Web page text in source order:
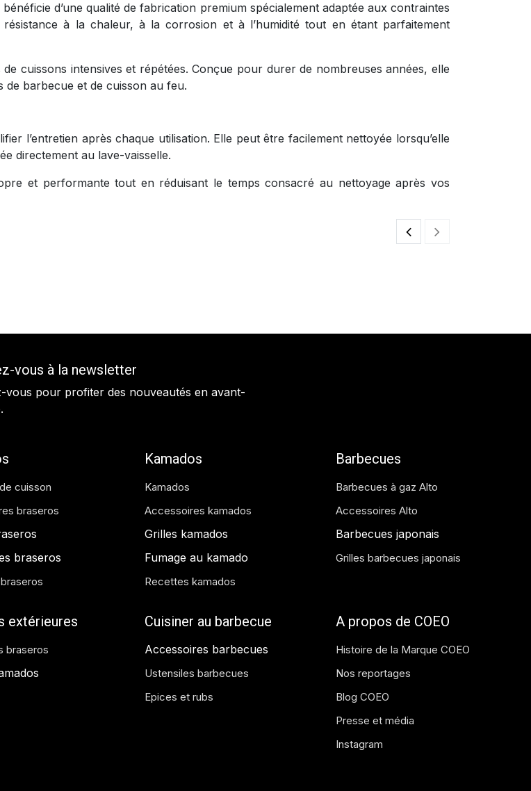
d’une qualité de fabrication premium spécialement adaptée aux contraintes
à la chaleur, à la corrosion et à l’humidité tout en étant parfaitement
cuissons intensives et répétées. Conçue pour durer de nombreuses années, elle
barbecue et de cuisson au feu.
l’entretien après chaque utilisation. Elle peut être facilement nettoyée lorsqu’elle
directement au lave-vaisselle.
et performante tout en réduisant le temps consacré au nettoyage après vos
vous à la newsletter
vous pour profiter des nouveautés en avant-
cuisson
braseros
braseros
Kamados
Kamados
Accessoires kamados
Grilles kamados
Fumage au kamado
Recettes kamados
Barbecues
Barbecues à gaz Alto
Accessoires Alto
Barbecues japonais
Grilles barbecues japonais
extérieures
braseros
Cuisiner au barbecue
Accessoires barbecues
Ustensiles barbecues
Epices et rubs
A propos de COEO
Histoire de la Marque COEO
Nos reportages
Blog COEO
Presse et média
Instagram